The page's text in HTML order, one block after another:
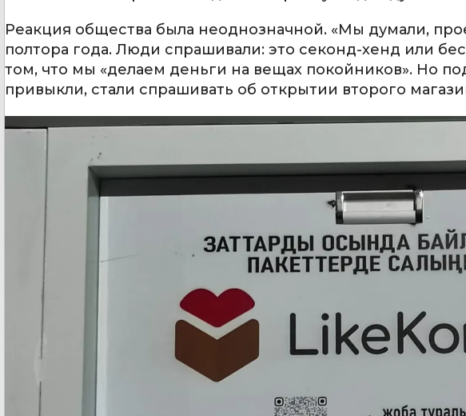
Реакция общества была неоднозначной. «Мы думали,
полтора года. Люди спрашивали: это секонд-хенд или
том, что мы «делаем деньги на вещах покойников». Но
привыкли, стали спрашивать об открытии второго